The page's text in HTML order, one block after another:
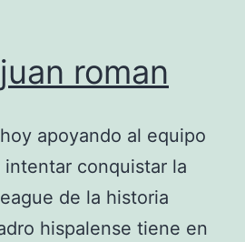
roman
apoyando al equipo
conquistar la
de la historia
hispalense tiene en